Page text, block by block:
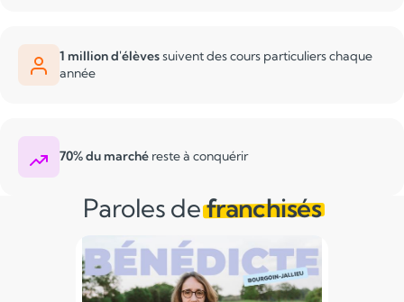
1 million d'élèvessuivent des cours particuliers chaque
année
70% du marché reste à conquérir
Paroles defranchisés